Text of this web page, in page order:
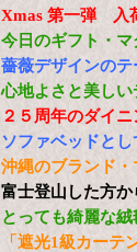
Xmas 第一弾 入
今日のギフト・マ
薔薇デザインのテ
心地よさと美し
２５周年のダイ
ソファベッドと
沖縄のブランド・
富士登山した方
とっても綺麗な
「遮光1級カー